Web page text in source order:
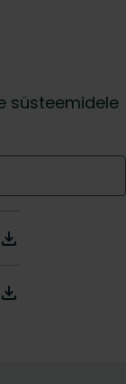
süsteemidele